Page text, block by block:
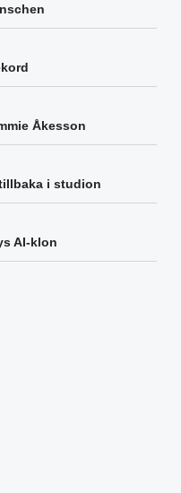
Åkesson
i studion
AI-klon